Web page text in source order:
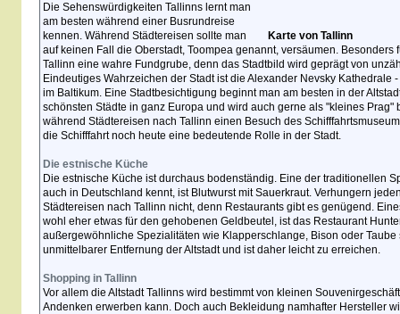
Karte von Tallinn
Die Sehenswürdigkeiten Tallinns lernt man
am besten während einer Busrundreise
kennen. Während Städtereisen sollte man
auf keinen Fall die Oberstadt, Toompea genannt, versäumen. Besonders
Tallinn eine wahre Fundgrube, denn das Stadtbild wird geprägt von
Eindeutiges Wahrzeichen der Stadt ist die Alexander Nevsky Kathedrale
im Baltikum. Eine Stadtbesichtigung beginnt man am besten in der
schönsten Städte in ganz Europa und wird auch gerne als "kleines Prag"
während Städtereisen nach Tallinn einen Besuch des
die Schifffahrt noch heute eine bedeutende Rolle in der Stadt.
Die estnische Küche
Die estnische Küche ist durchaus bodenständig. Eine der traditionellen
auch in Deutschland kennt, ist Blutwurst mit Sauerkraut. Verhungern
Städtereisen nach Tallinn nicht, denn Restaurants gibt es genügend.
wohl eher etwas für den gehobenen Geldbeutel, ist das Restaurant
außergewöhnliche Spezialitäten wie Klapperschlange, Bison oder
unmittelbarer Entfernung der Altstadt und ist daher leicht zu erreichen.
Shopping in Tallinn
Vor allem die Altstadt Tallinns wird bestimmt von kleinen
Andenken erwerben kann. Doch auch Bekleidung namhafter Hersteller